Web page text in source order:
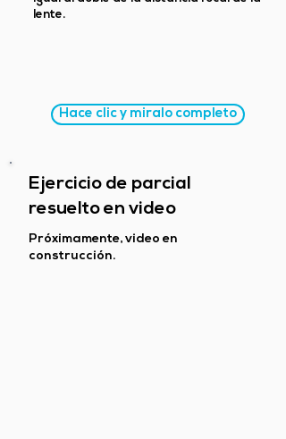
lente.
Hace clic y miralo completo
Ejercicio de parcial
resuelto en video
Próximamente, video en
construcción.